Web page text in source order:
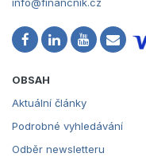
info@financnik.cz
OBSAH
Aktuální články
Podrobné vyhledávání
Odběr newsletteru